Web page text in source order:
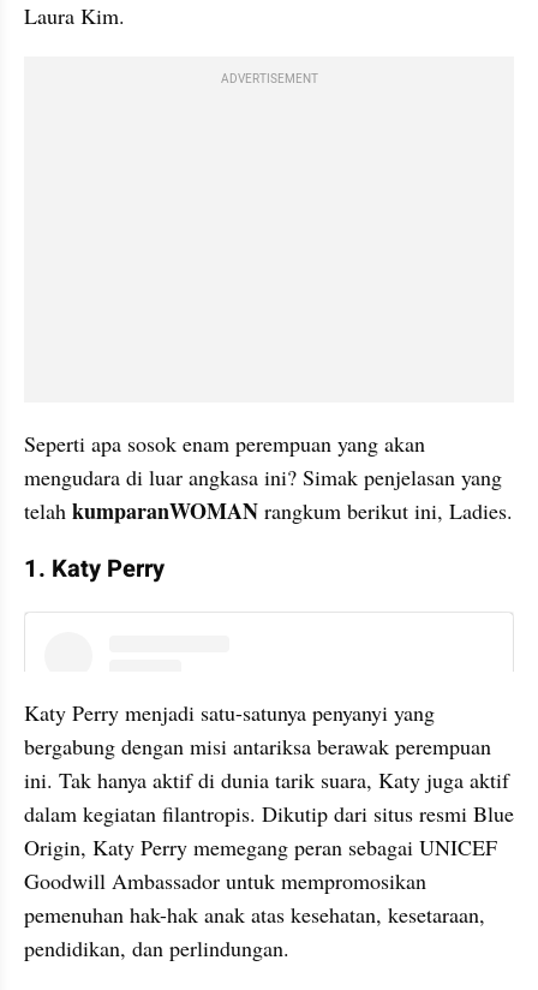
Laura Kim.
ADVERTISEMENT
Seperti apa sosok enam perempuan yang akan
mengudara di luar angkasa ini? Simak penjelasan yang
telah kumparanWOMAN rangkum berikut ini, Ladies.
1. Katy Perry
Katy Perry menjadi satu-satunya penyanyi yang
bergabung dengan misi antariksa berawak perempuan
ini. Tak hanya aktif di dunia tarik suara, Katy juga aktif
dalam kegiatan filantropis. Dikutip dari situs resmi Blue
Origin, Katy Perry memegang peran sebagai UNICEF
Goodwill Ambassador untuk mempromosikan
pemenuhan hak-hak anak atas kesehatan, kesetaraan,
pendidikan, dan perlindungan.